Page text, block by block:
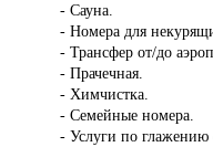
- Сауна.
- Номера для
- Трансфер от/до
- Прачечная.
- Химчистка.
- Семейные номера.
- Услуги по